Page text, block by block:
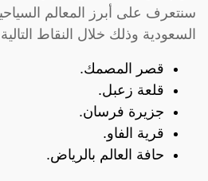
سنتعرف على أبرز المعالم
السعودية وذلك خلال النقاط
قصر المصمك.
قلعة زعبل.
جزيرة فرسان.
قرية الفاو.
حافة العالم بالرياض.